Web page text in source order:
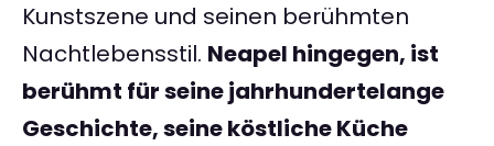
Kunstszene und seinen berühmten
Nachtlebensstil. Neapel hingegen, ist
berühmt für seine jahrhundertelange
Geschichte, seine köstliche Küche